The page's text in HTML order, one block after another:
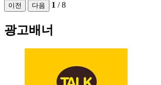
이전 다음 1 /8
광고배너